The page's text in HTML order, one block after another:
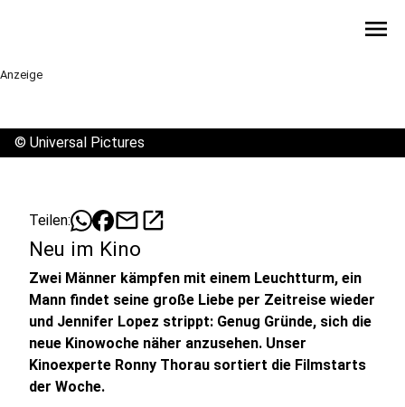
menu
Anzeige
© Universal Pictures
Teilen: mailopen_in_new
Neu im Kino
Zwei Männer kämpfen mit einem Leuchtturm, ein
Mann findet seine große Liebe per Zeitreise wieder
und Jennifer Lopez strippt: Genug Gründe, sich die
neue Kinowoche näher anzusehen. Unser
Kinoexperte Ronny Thorau sortiert die Filmstarts
der Woche.